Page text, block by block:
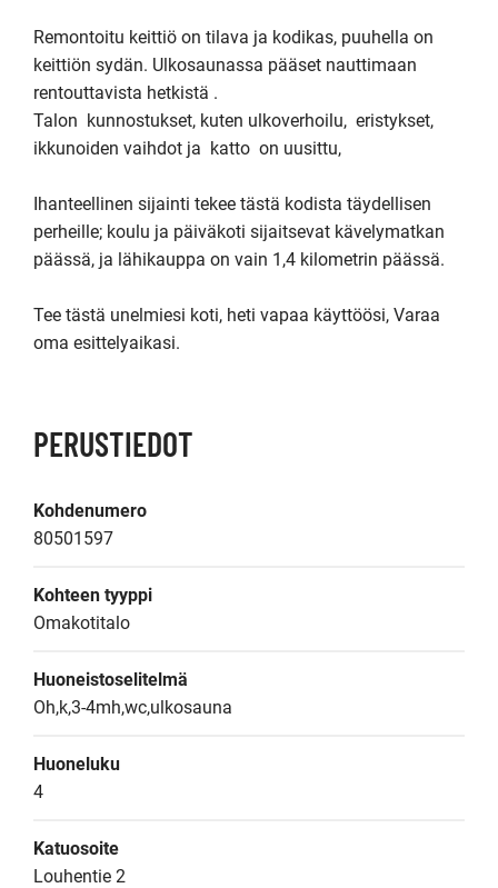
Remontoitu keittiö on tilava ja kodikas, puuhella on
keittiön sydän. Ulkosaunassa pääset nauttimaan
rentouttavista hetkistä .
Talon  kunnostukset, kuten ulkoverhoilu,  eristykset,
ikkunoiden vaihdot ja  katto  on uusittu,
Ihanteellinen sijainti tekee tästä kodista täydellisen
perheille; koulu ja päiväkoti sijaitsevat kävelymatkan
päässä, ja lähikauppa on vain 1,4 kilometrin päässä.
Tee tästä unelmiesi koti, heti vapaa käyttöösi, Varaa
oma esittelyaikasi.
PERUSTIEDOT
Kohdenumero
80501597
Kohteen tyyppi
Omakotitalo
Huoneistoselitelmä
Oh,k,3-4mh,wc,ulkosauna
Huoneluku
4
Katuosoite
Louhentie 2